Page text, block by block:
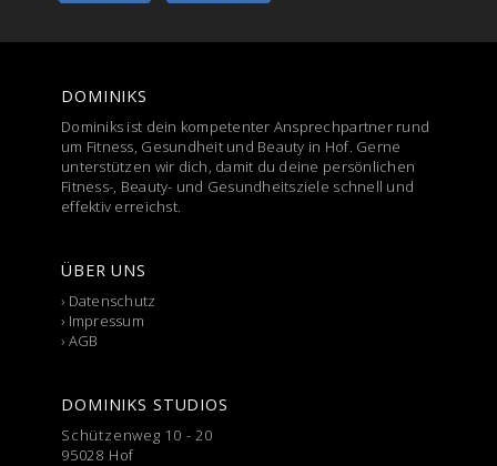
DOMINIKS
Dominiks ist dein kompetenter Ansprechpartner rund
um Fitness, Gesundheit und Beauty in Hof. Gerne
unterstützen wir dich, damit du deine persönlichen
Fitness-, Beauty- und Gesundheitsziele schnell und
effektiv erreichst.
ÜBER UNS
› Datenschutz
› Impressum
› AGB
DOMINIKS STUDIOS
Schützenweg 10 - 20
95028 Hof